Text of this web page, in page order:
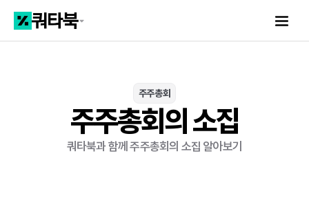
주주총회
주주총회의 소집
쿼타북과 함께 주주총회의 소집 알아보기